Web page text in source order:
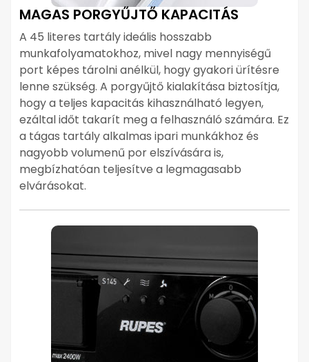
MAGAS PORGYŰJTŐ KAPACITÁS
A 45 literes tartály ideális hosszabb
munkafolyamatokhoz, mivel nagy mennyiségű
port képes tárolni anélkül, hogy gyakori ürítésre
lenne szükség. A porgyűjtő kialakítása biztosítja,
hogy a teljes kapacitás kihasználható legyen,
ezáltal időt takarít meg a felhasználó számára. Ez
a tágas tartály alkalmas ipari munkákhoz és
nagyobb volumenű por elszívására is,
megbízhatóan teljesítve a legmagasabb
elvárásokat.